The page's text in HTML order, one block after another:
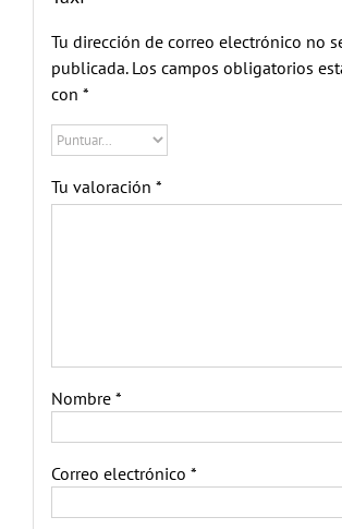
Tu dirección de correo electrónico no
publicada. Los campos obligatorios
con *
Tu valoración *
Nombre *
Correo electrónico *